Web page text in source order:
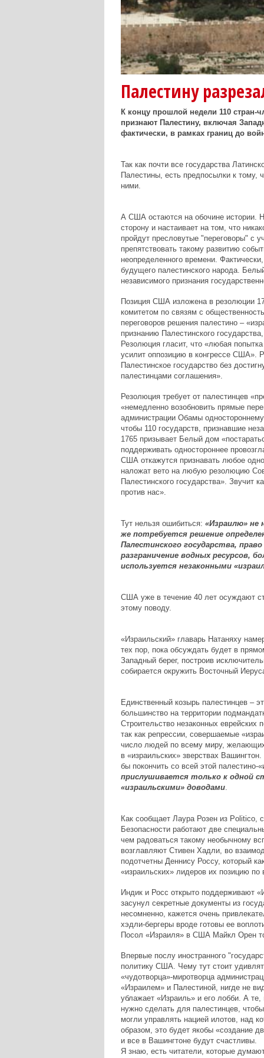
Палестину
К концу прошлой недели 110 стран-
признают Палестину, включая
фактически, в рамках границ до
Так как почти все государства
Палестины, есть предпосылки к тому,
ними.
А США остаются на обочине истории.
сторону и настаивает на том, что
пройдут пресловутые "переговоры" с
препятствовать такому развитию
неопределенного времени.
будущего палестинского народа.
независимого признания
Позиция США изложена в резолюции
комитетом по связям с
переговоров решения палестино –
признанию Палестинского
Резолюция гласит, что «любая
усилит оппозицию в конгрессе США».
Палестинское государство без
палестинцами соглашения».
Резолюция требует от палестинцев
«немедленно возобновить прямые
администрации Обамы
чтобы 110 государств, признавшие
1765 призывает Белый дом
поддерживать одностороннее
США откажутся признавать любое
наложат вето на любую резолюцию
Палестинского государства».
против нас».
Тут нельзя ошибиться: «Израилю» не
же потребуется решение
Палестинского государства,
разграничение водных ресурсов,
используется незаконными
США уже в течение 40 лет осуждают
этому поводу.
«Израильский» главарь Натаняху
тех пор, пока обсуждать будет в
Западный берег, построив
собирается окружить Восточный
Единственный козырь палестинцев –
большинство на территории
Строительство незаконных
так как репрессии, совершаемые
число людей по всему миру, желающих
в «израильских» зверствах
бы покончить со всей этой палестино-
прислушивается только к одной
«израильскими» доводами.
Как сообщает Лаура Розен из
Безопасности работают две
чем радоваться такому необычному
возглавляют Стивен Хадли, во
подотчетны Деннису Россу, который
«израильских» лидеров их позицию по
Индик и Росс открыто поддерживают
засунул секретные документы из
несомненно, кажется очень
хэдли-бергеры вроде готовы ее
Посол «Израиля» в США Майкл Орен
Впервые послу иностранного
политику США. Чему тут стоит
«чудотворца»-миротворца
«Израилем» и Палестиной, нигде не
ублажает «Израиль» и его лобби. А
нужно сделать для палестинцев,
могли управлять нацией илотов, над
образом, это будет якобы «создание
и все в Вашингтоне будут счастливы.
Я знаю, есть читатели, которые